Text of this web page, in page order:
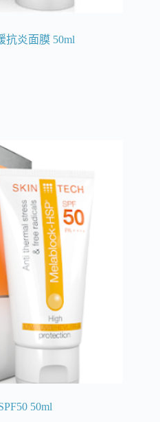
抗炎面膜 50ml
50ml